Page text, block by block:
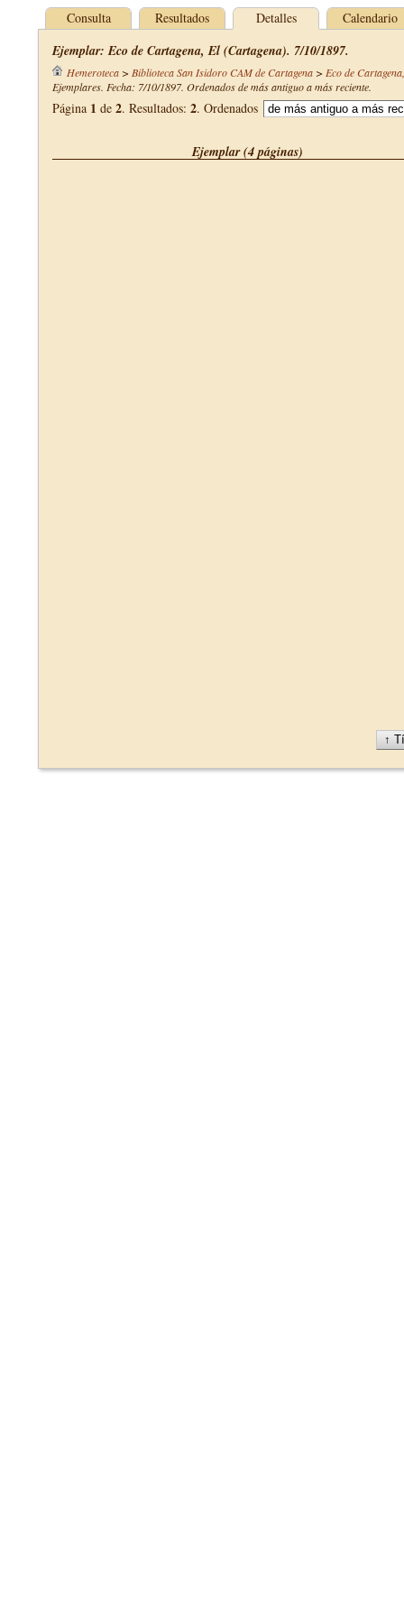
Consulta Resultados Detalles Calendario
Ejemplar: Eco de Cartagena, El (Cartagena). 7/10/1897.
Hemeroteca> Biblioteca San Isidoro CAM de Cartagena> Eco de
Ejemplares. Fecha: 7/10/1897. Ordenados de más antiguo a más reciente.
Página 1 de 2. Resultados: 2. Ordenados
Ejemplar (4 páginas)